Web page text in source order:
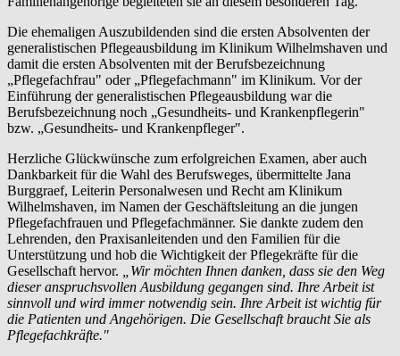
Die ehemaligen Auszubildenden sind die ersten Absolventen der
generalistischen Pflegeausbildung im Klinikum Wilhelmshaven und
damit die ersten Absolventen mit der Berufsbezeichnung
„Pflegefachfrau" oder „Pflegefachmann" im Klinikum. Vor der
Einführung der generalistischen Pflegeausbildung war die
Berufsbezeichnung noch „Gesundheits- und Krankenpflegerin"
bzw. „Gesundheits- und Krankenpfleger".
Herzliche Glückwünsche zum erfolgreichen Examen, aber auch
Dankbarkeit für die Wahl des Berufsweges, übermittelte Jana
Burggraef, Leiterin Personalwesen und Recht am Klinikum
Wilhelmshaven, im Namen der Geschäftsleitung an die jungen
Pflegefachfrauen und Pflegefachmänner. Sie dankte zudem den
Lehrenden, den Praxisanleitenden und den Familien für die
Unterstützung und hob die Wichtigkeit der Pflegekräfte für die
Gesellschaft hervor.
„Wir möchten Ihnen danken, dass sie den Weg
dieser anspruchsvollen Ausbildung gegangen sind. Ihre Arbeit ist
sinnvoll und wird immer notwendig sein. Ihre Arbeit ist wichtig für
die Patienten und Angehörigen. Die Gesellschaft braucht Sie als
Pflegefachkräfte."